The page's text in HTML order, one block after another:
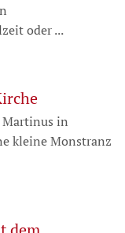
oder ...
Martinus in
kleine Monstranz